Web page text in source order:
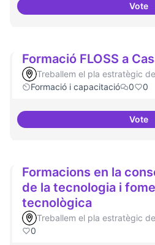
Vote
Formació FLOSS a
Treballem el pla estratègic
Formació i capacitació
0 0
Vote
Formacions en la
de la tecnologia i
tecnològica
Treballem el pla estratègic
0